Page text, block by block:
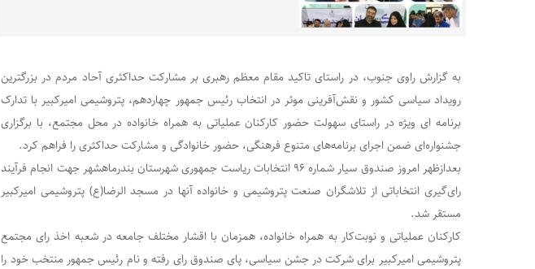
به گزارش راوی جنوب، در راستای تاکید مقام معظم رهبری بر مشارکت حداکثری آحاد مردم در بزرگترین
رویداد سیاسی کشور و نقش‌آفرینی موثر در انتخاب رئیس جمهور چهاردهم، پتروشیمی امیرکبیر با تدارک
برنامه ای ویژه در راستای سهولت حضور کارکنان عملیاتی به همراه خانواده در محل مجتمع، با برگزاری
جشنواره‌ای ضمن اجرای برنامه‌های متنوع فرهنگی، حضور خانوادگی و مشارکت حداکثری را فراهم کرد.
بعدازظهر امروز صندوق سیار شماره ۹۶ انتخابات ریاست جمهوری شهرستان بندرماهشهر جهت انجام فرآیند
رای‌گیری انتخاباتی از تلاشگران صنعت پتروشیمی و خانواده آنها در مسجد الرضا(ع) پتروشیمی امیرکبیر
مستقر شد.
کارکنان عملیاتی و نوبت‌کار به همراه خانواده، همزمان با اقشار مختلف جامعه در شعبه اخذ رای مجتمع
پتروشیمی امیرکبیر برای شرکت در جشن سیاسی، پای صندوق رای رفته و نام رئیس جمهور منتخب خود را